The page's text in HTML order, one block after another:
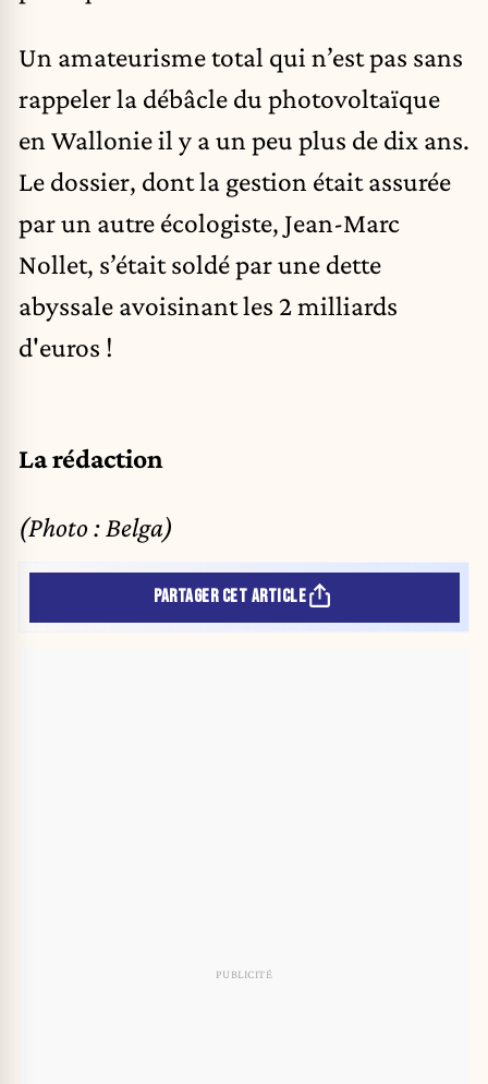
Un amateurisme total qui n’est pas sans
rappeler la débâcle du photovoltaïque
en Wallonie il y a un peu plus de dix ans.
Le dossier, dont la gestion était assurée
par un autre écologiste, Jean-Marc
Nollet, s’était soldé par une dette
abyssale avoisinant les 2 milliards
d'euros !
La rédaction
(Photo : Belga)
PARTAGER CET ARTICLE